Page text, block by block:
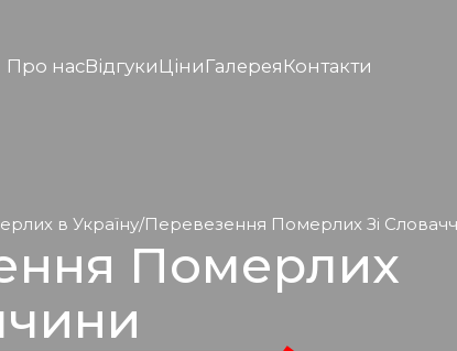
Про насВідгуки Ціни Галерея Контакти
в Україну/Перевезення Померлих Зі
Померлих